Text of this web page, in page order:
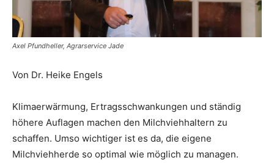
Axel Pfundheller, Agrarservice Jade
Von Dr. Heike Engels
Klimaerwärmung, Ertragsschwankungen und ständig
höhere Auflagen machen den Milchviehhaltern zu
schaffen. Umso wichtiger ist es da, die eigene
Milchviehherde so optimal wie möglich zu managen.